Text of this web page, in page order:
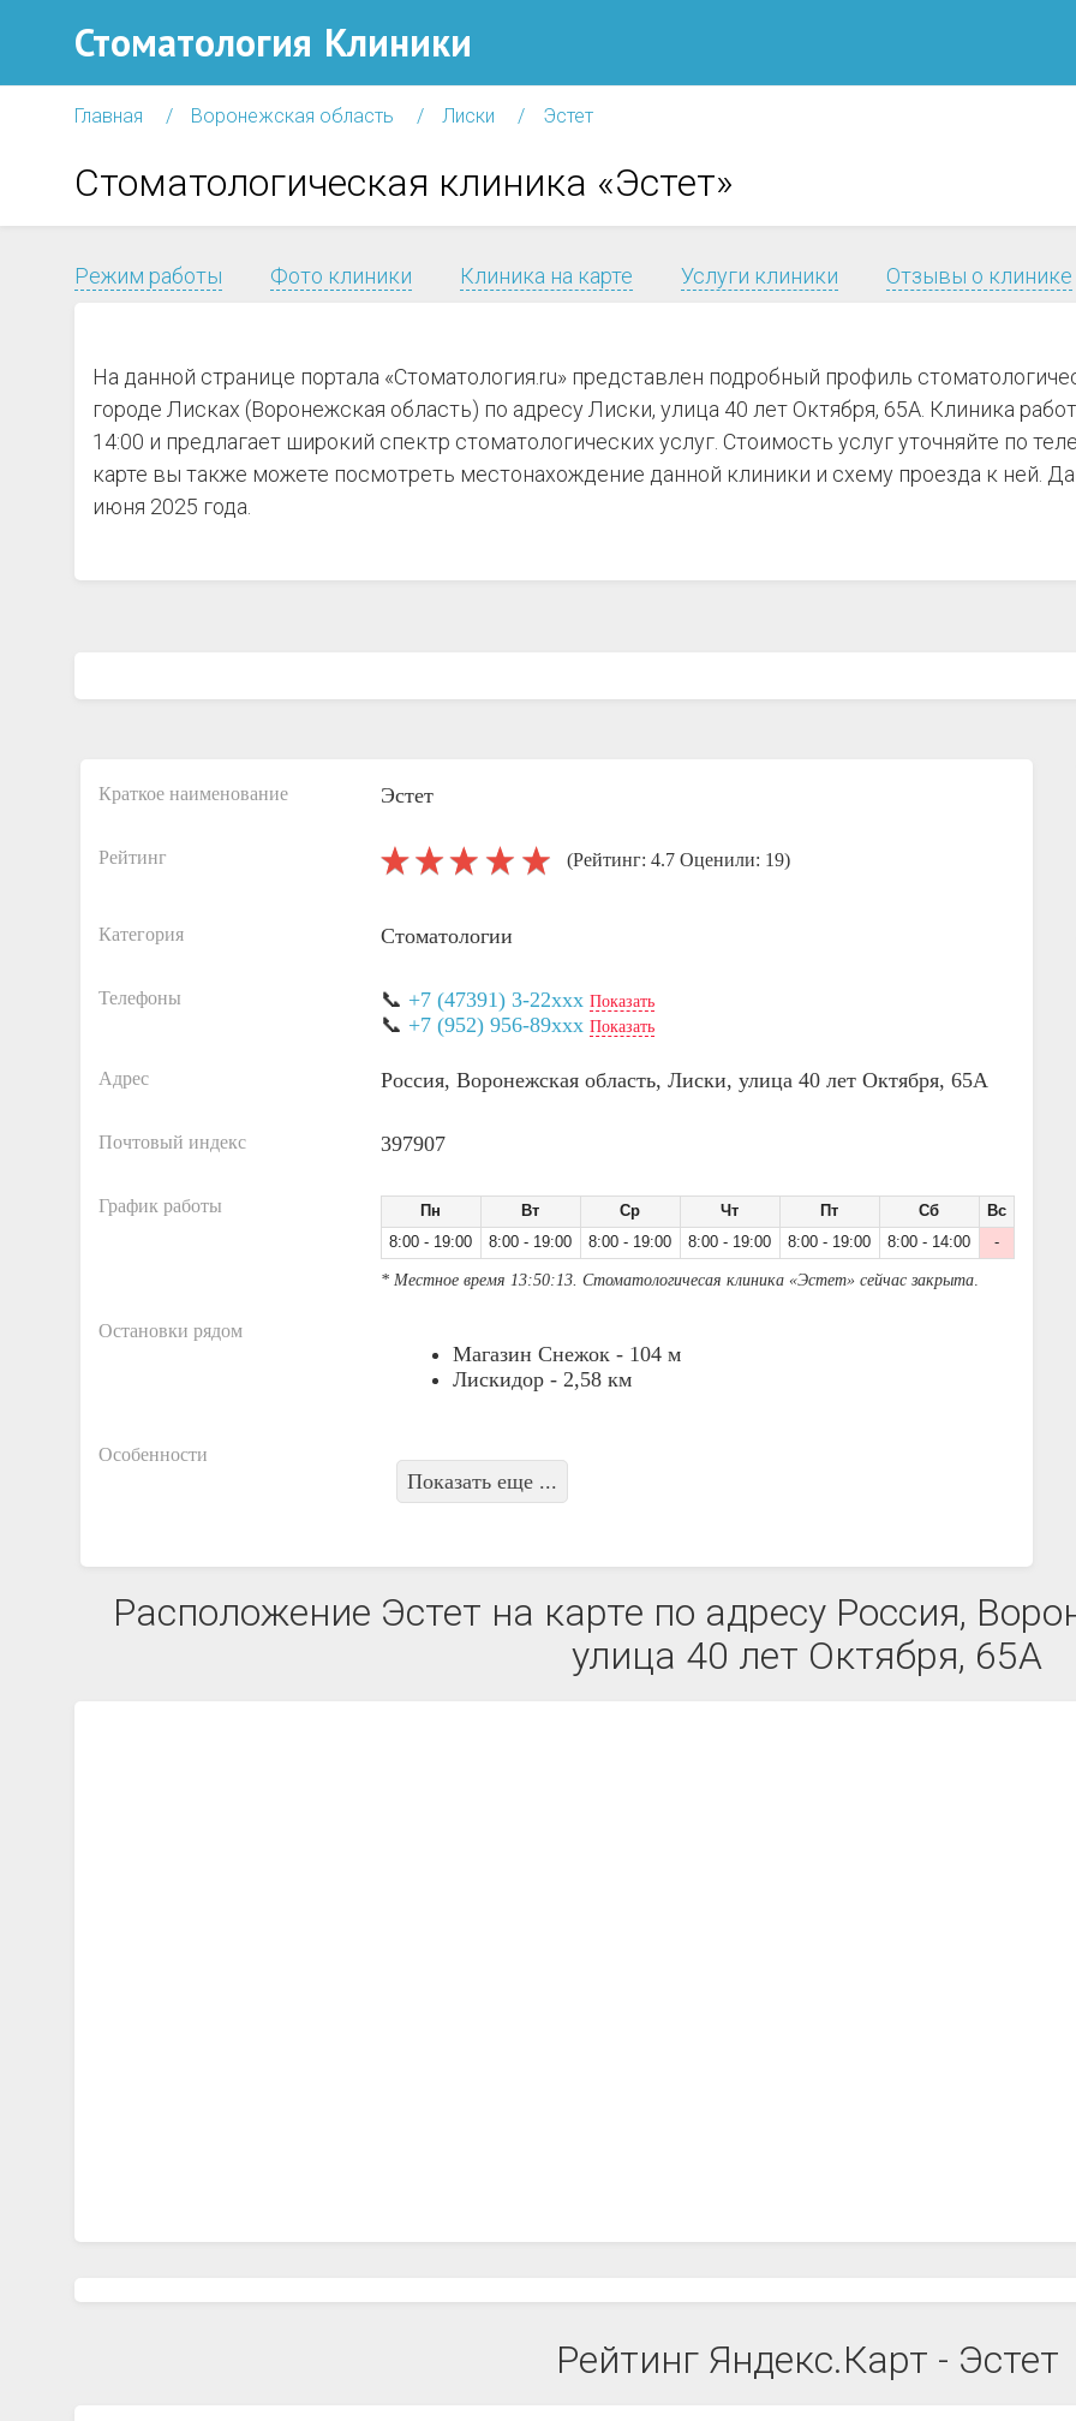
Стоматология Клиники
Главная Воронежская область Лиски Эстет
Стоматологическая клиника «Эстет»
Режим работы Фото клиники Клиника на карте Услуги клиники Отзывы о клинике
На данной странице портала «Стоматология.ru» представлен подробный профиль
городе Лисках (Воронежская область) по адресу Лиски, улица 40 лет Октября, 65А. Клиника
14:00 и предлагает широкий спектр стоматологических услуг. Стоимость услуг уточняйте по
карте вы также можете посмотреть местонахождение данной клиники и схему проезда к ней.
июня 2025 года.
Краткое наименование Эстет
Рейтинг (Рейтинг: 4.7 Оценили: 19)
Категория Стоматологии
Телефоны 📞 +7 (47391) 3-22xxx Показать
📞 +7 (952) 956-89xxx Показать
Адрес Россия, Воронежская область, Лиски, улица 40 лет Октября, 65А
Почтовый индекс 397907
График работы Пн Вт Ср Чт Пт Сб
Вс
8:00 - 19:00
8:00 - 19:00 8:00 - 19:00 8:00 - 19:00 8:00 - 19:00 8:00 - 14:00 -
* Местное время 13:50:13. Стоматологичесая клиника «Эстет» сейчас закрыта.
Остановки рядом
Магазин Снежок - 104 м
Лискидор - 2,58 км
Особенности
Показать еще ...
Расположение Эстет на карте по адресу Россия,
улица 40 лет Октября, 65А
Рейтинг Яндекс.Карт - Эстет